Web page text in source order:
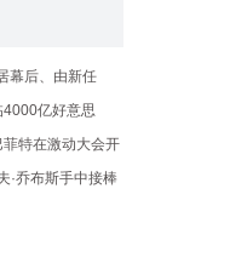
幕后、由新任
4000亿好意思
特在激动大会开
·乔布斯手中接棒